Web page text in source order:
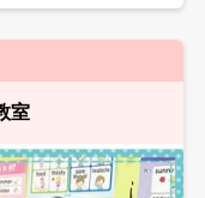
室